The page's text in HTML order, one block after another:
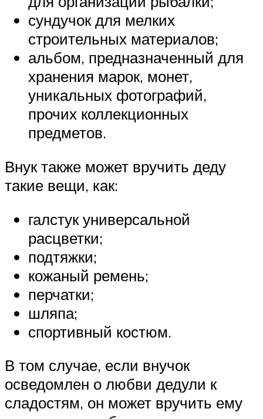
сундучок для мелких
строительных материалов;
альбом, предназначенный для
хранения марок, монет,
уникальных фотографий,
прочих коллекционных
предметов.
Внук также может вручить деду
такие вещи, как:
галстук универсальной
расцветки;
подтяжки;
кожаный ремень;
перчатки;
шляпа;
спортивный костюм.
В том случае, если внучок
осведомлен о любви дедули к
сладостям, он может вручить ему